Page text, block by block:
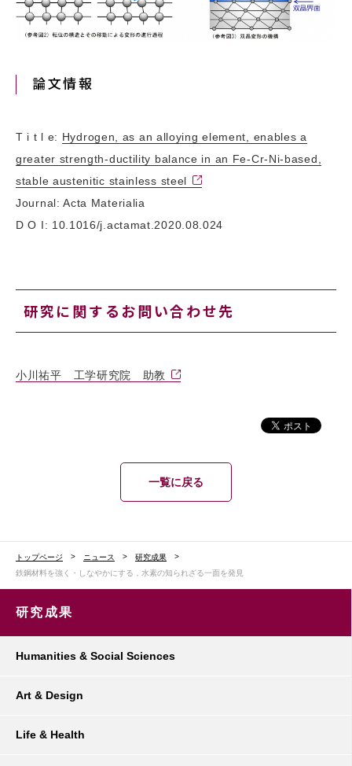
論文情報
T i t l e: Hydrogen, as an alloying element, enables a
greater strength-ductility balance in an Fe-Cr-Ni-based,
stable austenitic stainless steel
Journal: Acta Materialia
D O I: 10.1016/j.actamat.2020.08.024
研究に関するお問い合わせ先
小川祐平 工学研究院 助教
一覧に戻る
トップページ ニュース
研究成果
鉄鋼材料を強く・しなやかにする，水素の知られざる一面を発見
研究成果
Humanities & Social Sciences
Art & Design
Life & Health